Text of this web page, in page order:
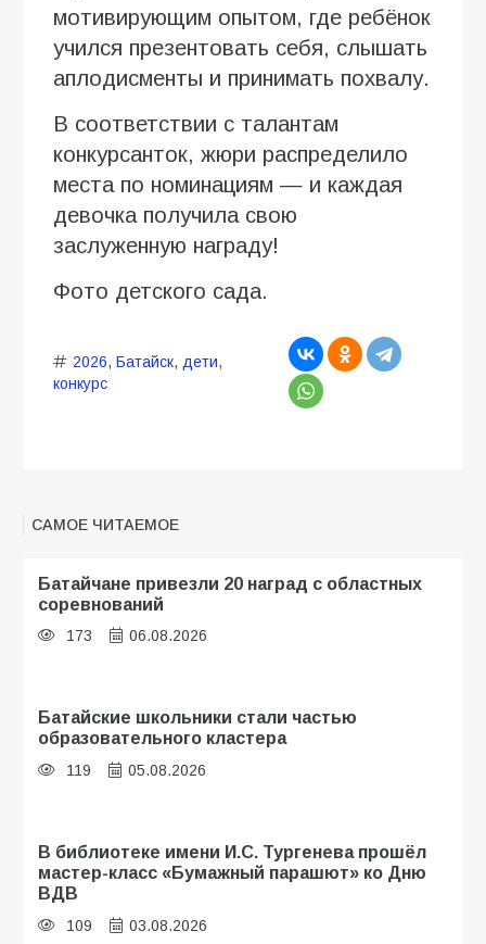
мотивирующим опытом, где ребёнок
учился презентовать себя, слышать
аплодисменты и принимать похвалу.
В соответствии с талантам
конкурсанток, жюри распределило
места по номинациям — и каждая
девочка получила свою
заслуженную награду!
Фото детского сада.
2026, Батайск, дети,
конкурс
САМОЕ ЧИТАЕМОЕ
Батайчане привезли 20 наград с областных
соревнований
173 06.08.2026
Батайские школьники стали частью
образовательного кластера
119 05.08.2026
В библиотеке имени И.С. Тургенева прошёл
мастер-класс «Бумажный парашют» ко Дню
ВДВ
109 03.08.2026